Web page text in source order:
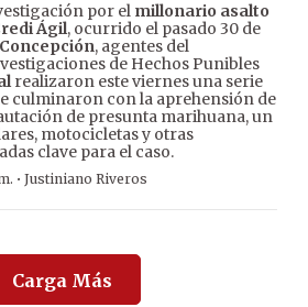
por el millonario asalto
Ágil, ocurrido el pasado 30 de
Concepción, agentes del
de Hechos Punibles
realizaron este viernes una serie
culminaron con la aprehensión de
de presunta marihuana, un
motocicletas y otras
clave para el caso.
· Justiniano Riveros
Carga Más